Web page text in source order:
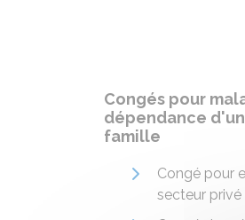
Congés pour
dépendance
famille
Congé pour
secteur privé